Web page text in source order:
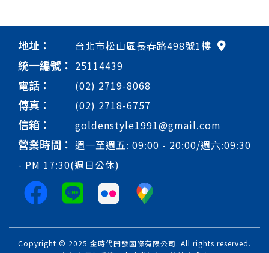
地址： 台北市松山區長春路498號1樓
統一編號： 25114439
電話： (02) 2719-8068
傳真： (02) 2718-6757
信箱： goldenstyle1991@gmail.com
營業時間： 週一至週五: 09:00 - 20:00/週六:09:30
- PM 17:30(週日公休)
Copyright © 2025 金時代開發國際有限公司. All rights reserved.